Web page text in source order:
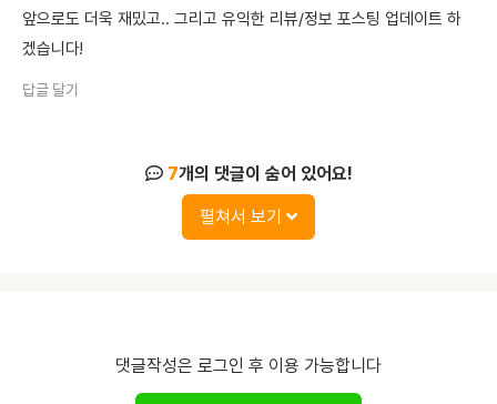
앞으로도 더욱 재밌고.. 그리고 유익한 리뷰/정보 포스팅 업데이트 하
겠습니다!
답글 달기
7개의 댓글이 숨어 있어요!
펼쳐서 보기
댓글작성은 로그인 후 이용 가능합니다